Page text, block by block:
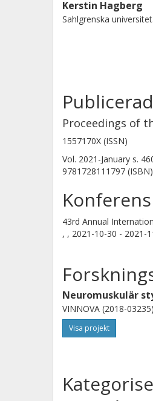
Kerstin Hagberg
Sahlgrenska
Proceedings of
1557170X (ISSN)
Vol. 2021-January s.
9781728111797 (ISBN)
Konferens
43rd Annual
, , 2021-10-30 - 2021-
Neuromuskulär
VINNOVA (2018-
Visa projekt